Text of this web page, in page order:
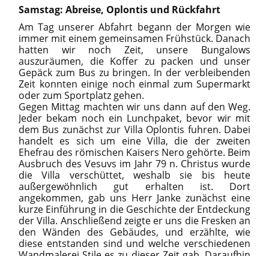
Samstag: Abreise, Oplontis und Rückfahrt
Am Tag unserer Abfahrt begann der Morgen wie
immer mit einem gemeinsamen Frühstück. Danach
hatten wir noch Zeit, unsere Bungalows
auszuräumen, die Koffer zu packen und unser
Gepäck zum Bus zu bringen. In der verbleibenden
Zeit konnten einige noch einmal zum Supermarkt
oder zum Sportplatz gehen.
Gegen Mittag machten wir uns dann auf den Weg.
Jeder bekam noch ein Lunchpaket, bevor wir mit
dem Bus zunächst zur Villa Oplontis fuhren. Dabei
handelt es sich um eine Villa, die der zweiten
Ehefrau des römischen Kaisers Nero gehörte. Beim
Ausbruch des Vesuvs im Jahr 79 n. Christus wurde
die Villa verschüttet, weshalb sie bis heute
außergewöhnlich gut erhalten ist. Dort
angekommen, gab uns Herr Janke zunächst eine
kurze Einführung in die Geschichte der Entdeckung
der Villa. Anschließend zeigte er uns die Fresken an
den Wänden des Gebäudes, und erzählte, wie
diese entstanden sind und welche verschiedenen